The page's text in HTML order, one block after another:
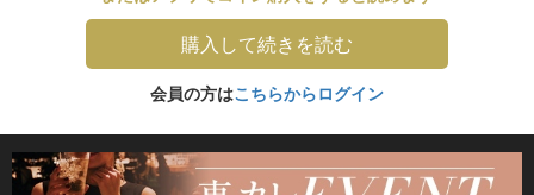
購入して続きを読む
会員の方はこちらからログイン